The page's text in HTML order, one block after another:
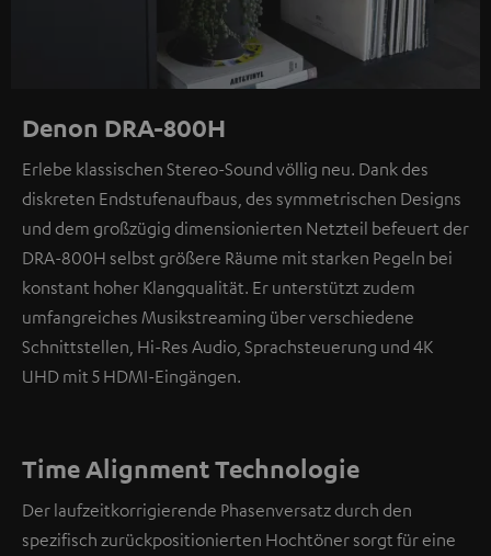
Denon DRA-800H
Erlebe klassischen Stereo-Sound völlig neu. Dank des
diskreten Endstufenaufbaus, des symmetrischen Designs
und dem großzügig dimensionierten Netzteil befeuert der
DRA-800H selbst größere Räume mit starken Pegeln bei
konstant hoher Klangqualität. Er unterstützt zudem
umfangreiches Musikstreaming über verschiedene
Schnittstellen, Hi-Res Audio, Sprachsteuerung und 4K
UHD mit 5 HDMI-Eingängen.
Time Alignment Technologie
Der laufzeitkorrigierende Phasenversatz durch den
spezifisch zurückpositionierten Hochtöner sorgt für eine